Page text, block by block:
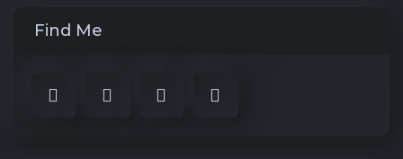
Find Me